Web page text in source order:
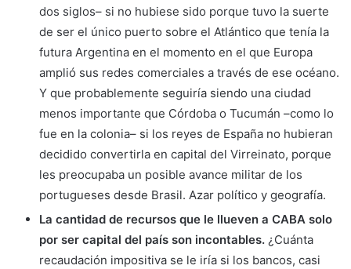
dos siglos– si no hubiese sido porque tuvo la suerte
de ser el único puerto sobre el Atlántico que tenía la
futura Argentina en el momento en el que Europa
amplió sus redes comerciales a través de ese océano.
Y que probablemente seguiría siendo una ciudad
menos importante que Córdoba o Tucumán –como lo
fue en la colonia– si los reyes de España no hubieran
decidido convertirla en capital del Virreinato, porque
les preocupaba un posible avance militar de los
portugueses desde Brasil. Azar político y geografía.
La cantidad de recursos que le llueven a CABA solo
por ser capital del país son incontables. ¿Cuánta
recaudación impositiva se le iría si los bancos, casi